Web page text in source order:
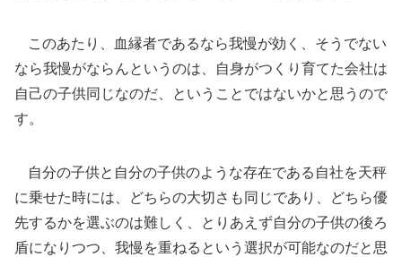
このあたり、血縁者であるなら我慢が効く、そうでない
なら我慢がならんというのは、自身がつくり育てた会社は
自己の子供同じなのだ、ということではないかと思うので
す。
自分の子供と自分の子供のような存在である自社を天秤
に乗せた時には、どちらの大切さも同じであり、どちら優
先するかを選ぶのは難しく、とりあえず自分の子供の後ろ
盾になりつつ、我慢を重ねるという選択が可能なのだと思